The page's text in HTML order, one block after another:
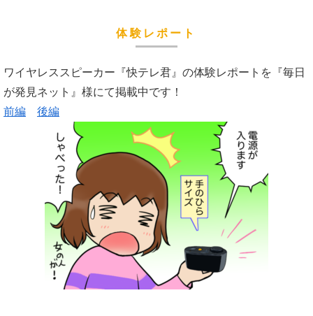
体験レポート
ワイヤレススピーカー『快テレ君』の体験レポートを『毎日
が発見ネット』様にて掲載中です！
前編
後編